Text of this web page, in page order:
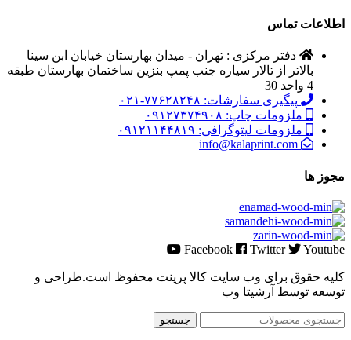
اطلاعات تماس
دفتر مرکزی : تهران - میدان بهارستان خیابان ابن سینا
بالاتر از تالار سیاره جنب پمپ بنزین ساختمان بهارستان طبقه
4 واحد 30
پیگیری سفارشات: ۷۷۶۲۸۲۴۸-۰۲۱
ملزومات چاپ: ۰۹۱۲۷۳۷۴۹۰۸
ملزومات لیتوگرافی: ۰۹۱۲۱۱۴۴۸۱۹
info@kalaprint.com
مجوز ها
Facebook Twitter Youtube
کلیه حقوق برای وب سایت کالا پرینت محفوظ است.طراحی و
توسعه توسط آرشیتا وب
جستجو